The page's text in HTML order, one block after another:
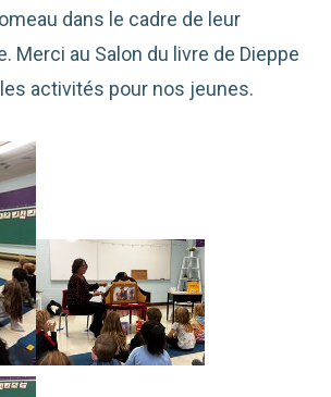
dans le cadre de leur
Merci au Salon du livre de Dieppe
activités pour nos jeunes.